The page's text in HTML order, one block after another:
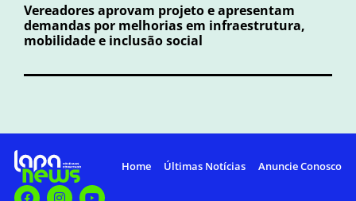
Vereadores aprovam projeto e apresentam
demandas por melhorias em infraestrutura,
mobilidade e inclusão social
Home Últimas Notícias Anuncie Conosco